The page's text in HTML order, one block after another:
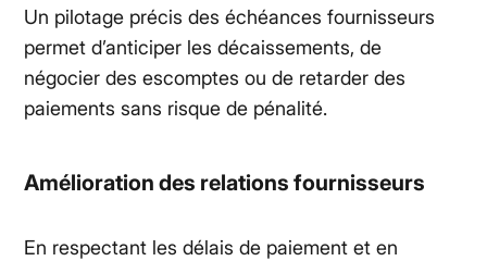
Un pilotage précis des échéances fournisseurs
permet d’anticiper les décaissements, de
négocier des escomptes ou de retarder des
paiements sans risque de pénalité.
Amélioration des relations fournisseurs
En respectant les délais de paiement et en